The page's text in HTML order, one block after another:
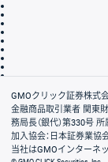
会社案内
GMOクリック証券株式
金融商品取引業者 関東
務局長（銀代）第330号
加入協会：日本証券業協
当社はGMOインターネ